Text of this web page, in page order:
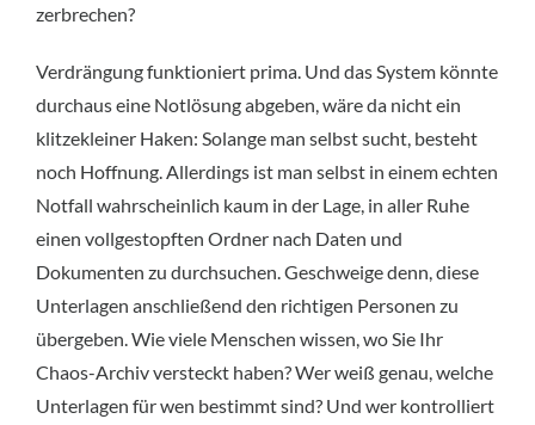
zerbrechen?
Verdrängung funktioniert prima. Und das System könnte
durchaus eine Notlösung abgeben, wäre da nicht ein
klitzekleiner Haken: Solange man selbst sucht, besteht
noch Hoffnung. Allerdings ist man selbst in einem echten
Notfall wahrscheinlich kaum in der Lage, in aller Ruhe
einen vollgestopften Ordner nach Daten und
Dokumenten zu durchsuchen. Geschweige denn, diese
Unterlagen anschließend den richtigen Personen zu
übergeben. Wie viele Menschen wissen, wo Sie Ihr
Chaos-Archiv versteckt haben? Wer weiß genau, welche
Unterlagen für wen bestimmt sind? Und wer kontrolliert